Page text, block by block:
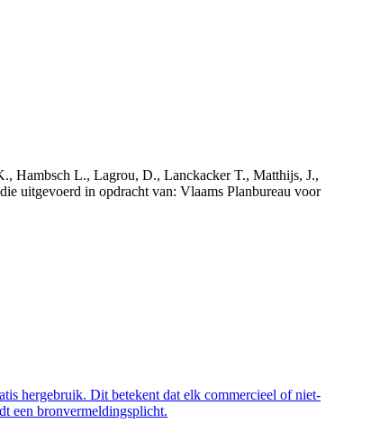
Hambsch L., Lagrou, D., Lanckacker T., Matthijs, J.,
uitgevoerd in opdracht van: Vlaams Planbureau voor
hergebruik. Dit betekent dat elk commercieel of niet-
een bronvermeldingsplicht.